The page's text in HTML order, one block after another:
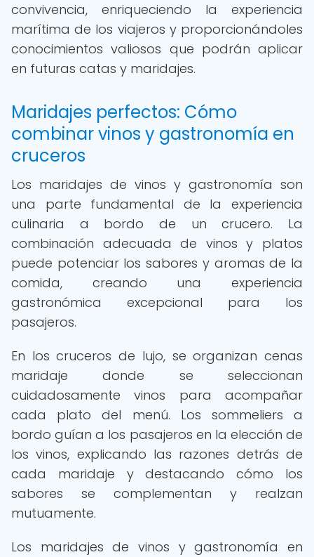
convivencia, enriqueciendo la experiencia
marítima de los viajeros y proporcionándoles
conocimientos valiosos que podrán aplicar
en futuras catas y maridajes.
Maridajes perfectos: Cómo
combinar vinos y gastronomía en
cruceros
Los maridajes de vinos y gastronomía son
una parte fundamental de la experiencia
culinaria a bordo de un crucero. La
combinación adecuada de vinos y platos
puede potenciar los sabores y aromas de la
comida, creando una experiencia
gastronómica excepcional para los
pasajeros.
En los cruceros de lujo, se organizan cenas
maridaje donde se seleccionan
cuidadosamente vinos para acompañar
cada plato del menú. Los sommeliers a
bordo guían a los pasajeros en la elección de
los vinos, explicando las razones detrás de
cada maridaje y destacando cómo los
sabores se complementan y realzan
mutuamente.
Los maridajes de vinos y gastronomía en